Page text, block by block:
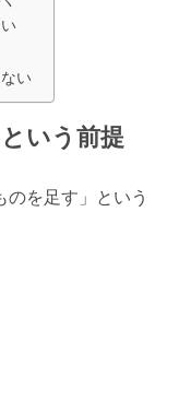
い
いう前提
を足す」という